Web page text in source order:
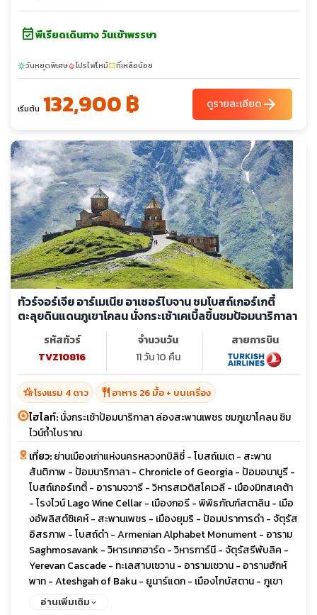
รามฮักพัท – เมืองดิลิจัน (The Little Switzerland) - ดิลิจัน – แคว้น
(SEVANAVANK) - เมืองน้ำแร่เจอร์มุก - คันซอเรฟท์ - กระเช้าไฟฟ้า
ทาเทฟ (ยาวที่สุดในโลก)มหาวิหารทาเทฟกลางหุบเขา – โนราแวงค์ -
เยเรวาน - เมืองเอชมีอัดซิน – มหาวิหารซวาร์ตโนทส์ชมเมืองเยเรวาน
- เดอะคาสเคส - น้ำพุเต้นระบำ
event_availableพีเรียดเดินทาง วันเข้าพรรษา
sunnyวันหยุดพิเศษlocal_fire_departmentโปรไฟไหม้confirmation_numberที่เหลือน้อย
เริ่มต้น 132,900 ฿ ดูรายละเอียดarrow_forward
ทัวร์จอร์เจีย อาร์เมเนีย อาเซอร์ไบจาน ชมโบสถ์เกอร์เกตี้
ตะลุยดินแดนภูเขาโคลน นั่งกระเช้าเคเบิ้ลขึ้นชมป้อมนาริกาลา
รหัสทัวร์
TVZ10816
จำนวนวัน
11 วัน 10 คืน
สายการบิน
hotel_classโรงแรม 4 ดาว restaurant อาหาร 26 มื้อ + บนเครื่อง
ไฮไลท์:นั่งกระเช้าป้อมนาริกาลา ล่องสะพานเพชร ชมภูเขาโคลน ชิม
ไวน์ถ้ำโบราณ
เที่ยว:ย่านเมืองเก่าแห่งนครหลวงทบิลิซี่ - โบสถ์เมเต - สะพาน
สันติภาพ - ป้อมนาริกาลา - Chronicle of Georgia - ป้อมอนานูรี -
โบสถ์เกอร์เกตี้ - อารามจวารี - วิหารสเวติสโคเวลี - เมืองมิทสเคต้า
- โรงไวน์ Lago Wine Cellar - เมืองกอรี - พิพิธภัณฑ์สตาลิน - เมือ
งอัพลิสต์ซิเคห์ - สะพานเพชร - เมืองยุมริ - ป้อมปราการดำ - จัตุรัส
อิสรภาพ - โบสถ์ดำ - Armenian Alphabet Monument - อาราม
Saghmosavank - วิหารเกกฮาร์ด - วิหารการ์นี - จัตุรัสรีพับลิค -
Yerevan Cascade - ทะเลสาบเซวาน - อารามเซวาน - อารามฮักห์
พาท - Ateshgah of Baku - ยูนาร์แดก - เมืองโกบัสตาน - ภูเขา
โคลน - เมืองเก่าบากู - พระราชวังแห่งราชวงศ์เชอร์วาน - คาราวาน
อ่านเพิ่มเติม